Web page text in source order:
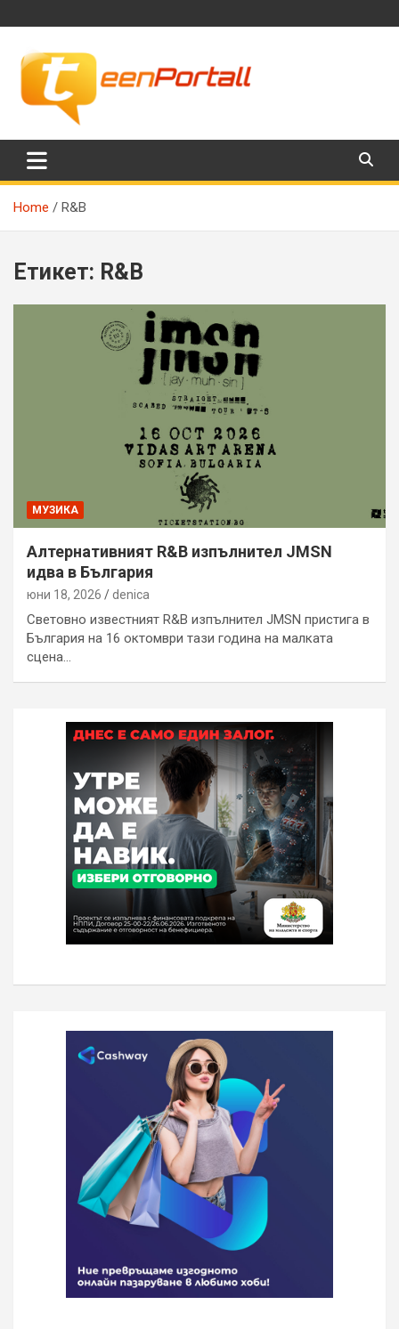
to
TeenPortall
Home R&B
Етикет: R&B
МУЗИКА
Алтернативният R&B изпълнител JMSN
идва в България
юни 18, 2026 denica
Световно известният R&B изпълнител JMSN пристига в
България на 16 октомври тази година на малката
сцена…